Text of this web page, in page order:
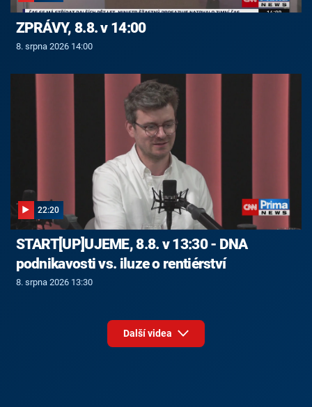
ZPRÁVY, 8.8. v 14:00
8. srpna 2026 14:00
22:20
START[UP]UJEME, 8.8. v 13:30 - DNA
podnikavosti vs. iluze o rentiérství
8. srpna 2026 13:30
Další videa